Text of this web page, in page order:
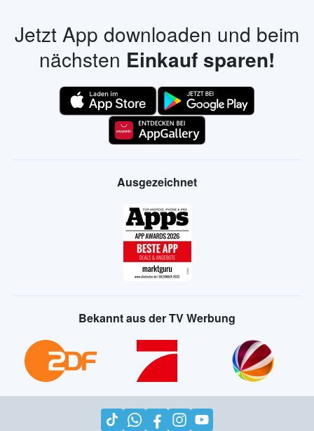
Jetzt App downloaden und beim
nächsten Einkauf sparen!
Ausgezeichnet
Bekannt aus der TV Werbung